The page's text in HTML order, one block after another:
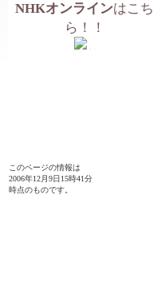
NHKオンラインはこち
ら！！
このページの情報は
2006年12月9日15時41分
時点のものです。